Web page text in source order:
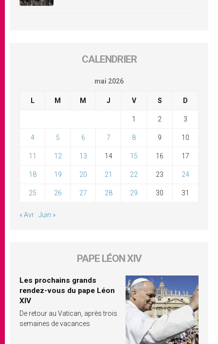
CALENDRIER
mai 2026
L M M J V S D
1 2 3
4 5 6 7 8 9 10
11 12 13 14 15 16 17
18 19 20 21 22 23 24
25 26 27 28 29 30 31
« Avr Juin »
PAPE LÉON XIV
Les prochains grands
rendez-vous du pape Léon
XIV
De retour au Vatican, après trois
semaines de vacances